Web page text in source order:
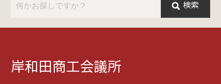
検索
岸和田商工会議所